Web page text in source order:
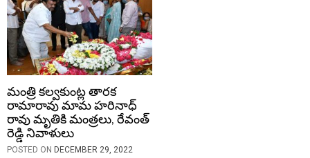
మంత్రి కల్వకుంట్ల తారక
రామారావు మామ హరినాధ్
రావు మృతికి మంత్రలు, రేవంత్
రెడ్డి నివాళులు
POSTED ON DECEMBER 29, 2022